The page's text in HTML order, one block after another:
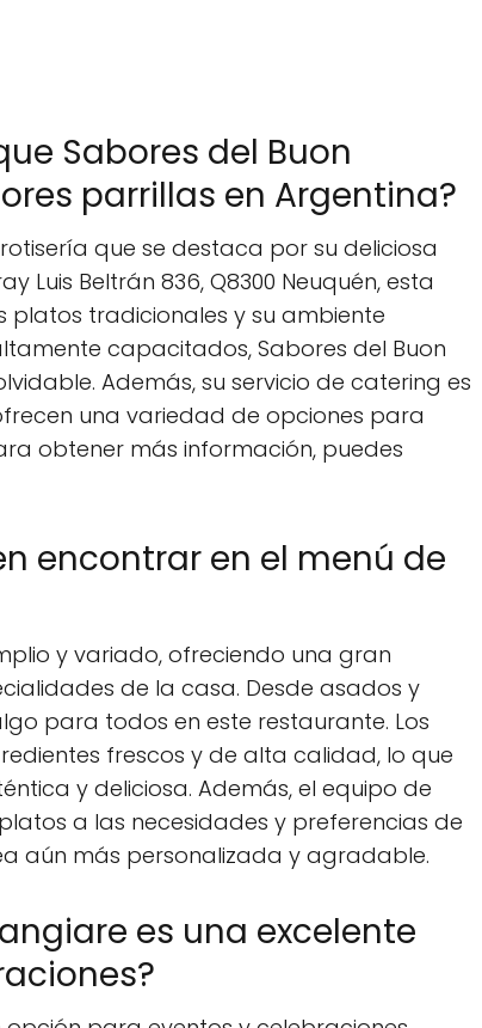
Sabores del Buon
parrillas en Argentina?
que se destaca por su deliciosa
Luis Beltrán 836, Q8300 Neuquén, esta
platos tradicionales y su ambiente
capacitados, Sabores del Buon
Además, su servicio de catering es
una variedad de opciones para
obtener más información, puedes
encontrar en el menú de
y variado, ofreciendo una gran
de la casa. Desde asados y
para todos en este restaurante. Los
frescos y de alta calidad, lo que
y deliciosa. Además, el equipo de
a las necesidades y preferencias de
aún más personalizada y agradable.
es una excelente